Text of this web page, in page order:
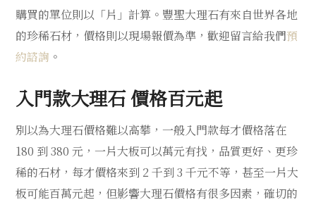
購買的單位則以「片」計算。豐聖大理石有來自世界各地
的珍稀石材，價格則以現場報價為準，歡迎留言給我們預
約諮詢 。
入門款大理石 價格百元起
別以為大理石價格難以高攀，一般入門款每才價格落在
180 到 380 元，一片大板可以萬元有找，品質更好、更珍
稀的石材，每才價格來到 2 千到 3 千元不等，甚至一片大
板可能百萬元起，但影響大理石價格有很多因素，確切的